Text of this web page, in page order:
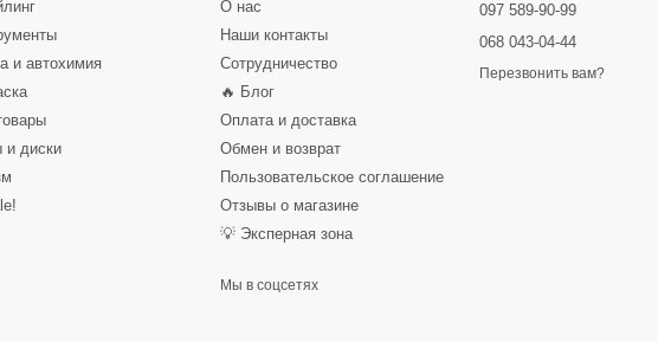
и автохимия
и диски
О нас
Наши контакты
Сотрудничество
🔥 Блог
Оплата и доставка
Обмен и возврат
Пользовательское соглашение
Отзывы о магазине
💡 Эксперная зона
Мы в соцсетях
097 589-90-99
068 043-04-44
Перезвонить вам?